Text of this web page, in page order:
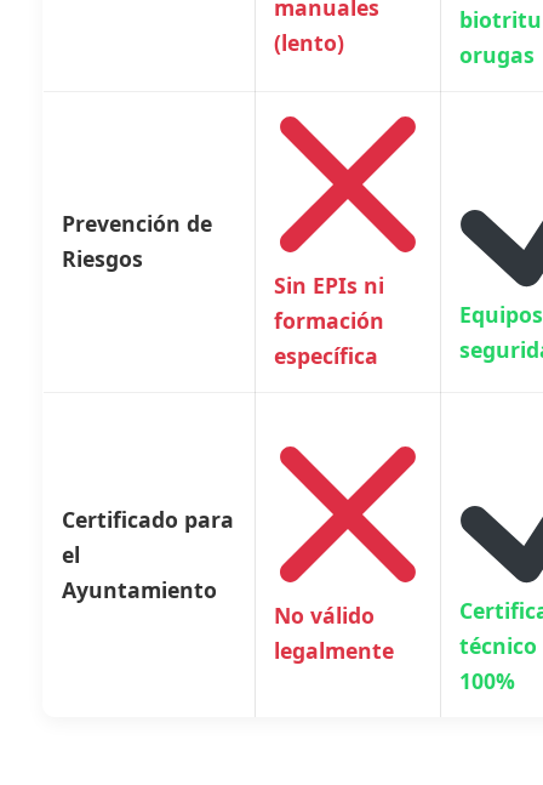
manuales
(lento)
orugas
Prevención de
Riesgos
Sin EPIs ni
formación
específica
Certificado para
el
Ayuntamiento
No válido
legalmente
100%